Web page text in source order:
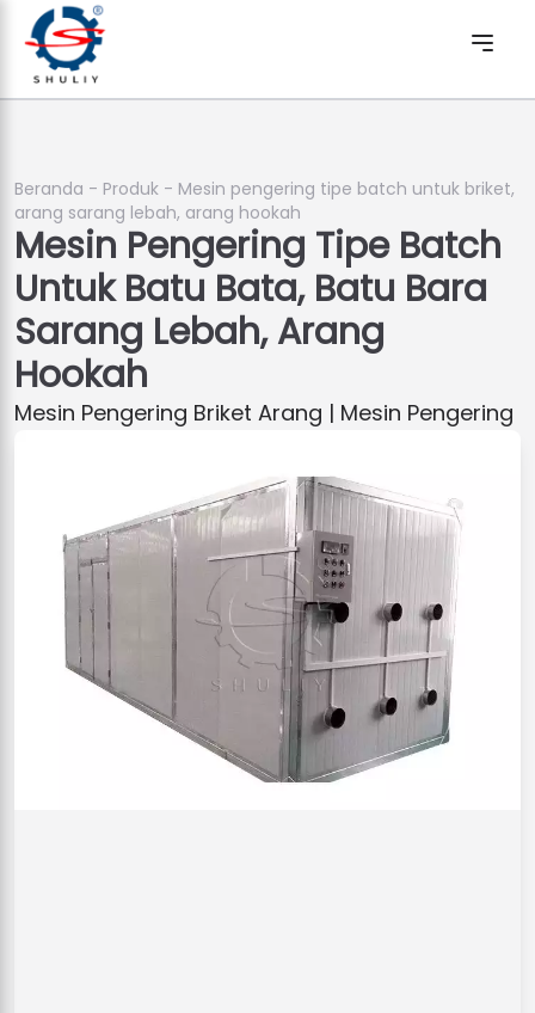
Beranda - Produk - Mesin pengering tipe batch untuk briket,
arang sarang lebah, arang hookah
Mesin Pengering Tipe Batch
Untuk Batu Bata, Batu Bara
Sarang Lebah, Arang
Hookah
Mesin Pengering Briket Arang | Mesin Pengering